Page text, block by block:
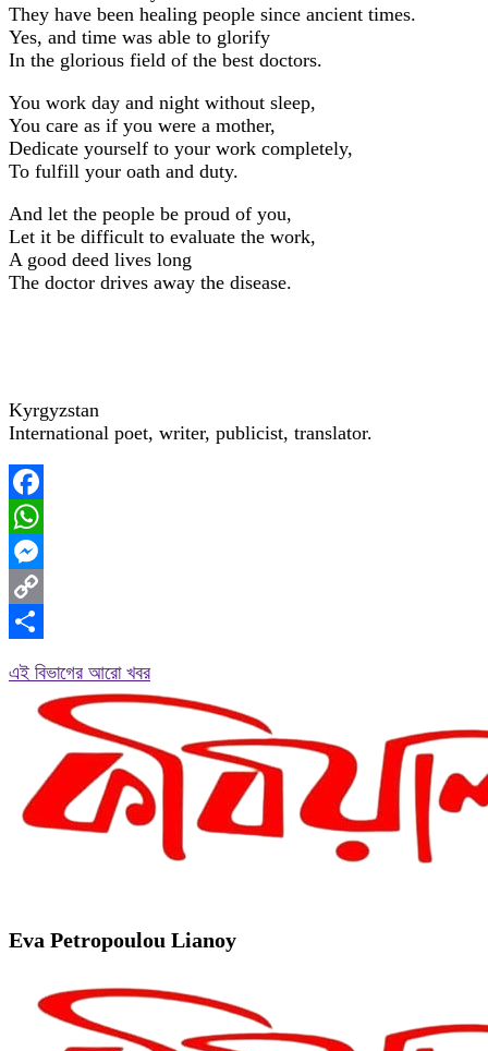
They have been healing people since ancient times.
Yes, and time was able to glorify
In the glorious field of the best doctors.
You work day and night without sleep,
You care as if you were a mother,
Dedicate yourself to your work completely,
To fulfill your oath and duty.
And let the people be proud of you,
Let it be difficult to evaluate the work,
A good deed lives long
The doctor drives away the disease.
Kyrgyzstan
International poet, writer, publicist, translator.
Facebook
WhatsApp
Messenger
Copy
এই বিভাগের আরো খবর
Eva Petropoulou Lianoy